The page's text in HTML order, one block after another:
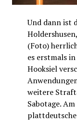
Und dann ist
(Foto)
es erstmals
Hooksiel
weitere
Sabotage.